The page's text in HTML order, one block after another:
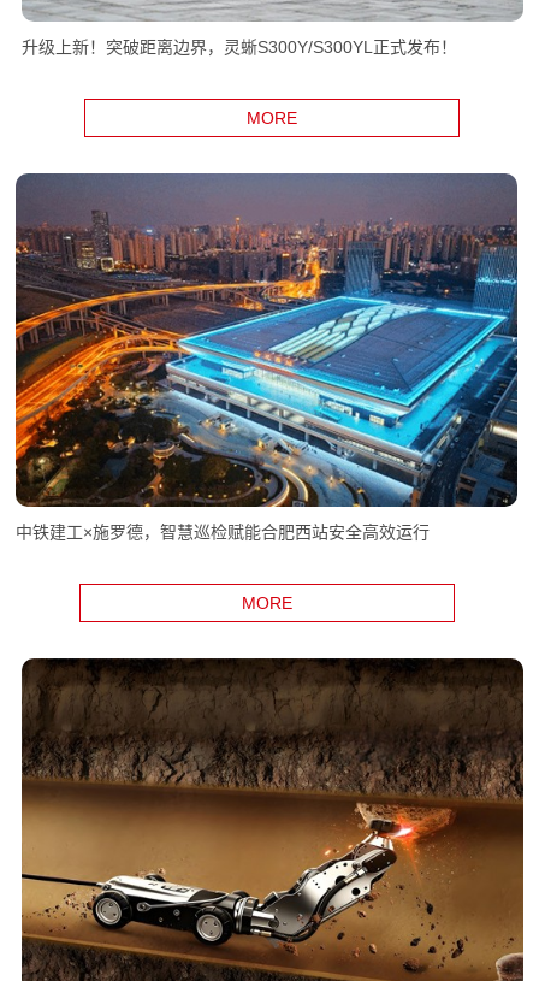
升级上新！突破距离边界，灵蜥S300Y/S300YL正式发布！
MORE
中铁建工×施罗德，智慧巡检赋能合肥西站安全高效运行
MORE